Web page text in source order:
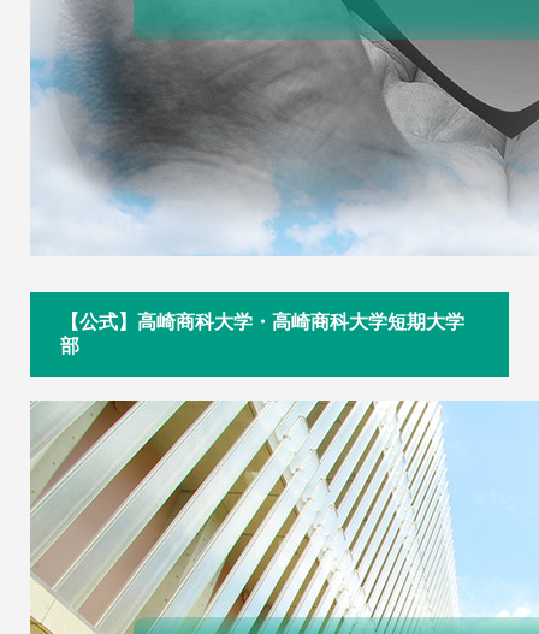
【公式】高崎商科大学・高崎商科大学短期大学
部